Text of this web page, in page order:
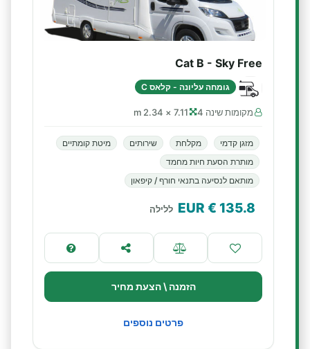
Cat B - Sky Free
גומחה עליונה - קלאס C
מקומות שינה 4 7.11 × 2.34 m
מזגן קדמי מקלחת שירותים
מיטת קומתיים
מותרת הסעת חיות מחמד
מותאם לנסיעה בתנאי חורף / קיפאון
135.8
€ EUR ללילה
הזמנה \ הצעת מחיר
פרטים נוספים